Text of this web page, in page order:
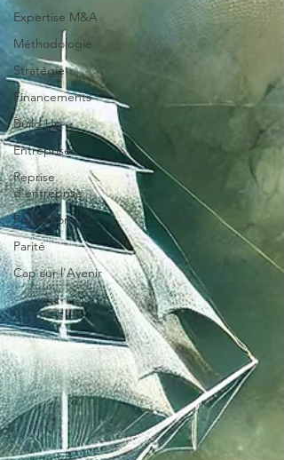
Expertise M&A
Méthodologie
Stratégie
Financements
Build Up
Entreprises
Reprise
d'entreprise
Protection
Parité
Cap sur l'Avenir